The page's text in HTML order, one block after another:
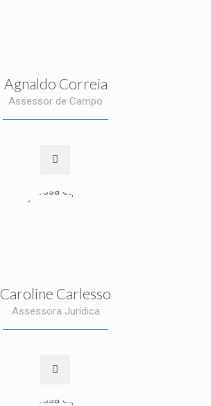
Agnaldo Correia
Assessor de Campo
Caroline Carlesso
Assessora Jurídica